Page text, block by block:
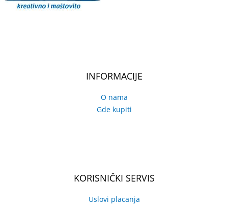
INFORMACIJE
O nama
Gde kupiti
KORISNIČKI SERVIS
Uslovi placanja